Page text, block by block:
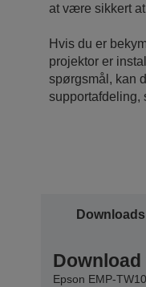
at være sikkert
Hvis du er
projektor er
spørgsmål, kan
supportafdeling,
Downloads
Epson EMP-